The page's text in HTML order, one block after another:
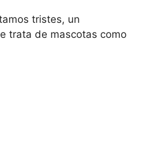
tristes, un
trata de mascotas como